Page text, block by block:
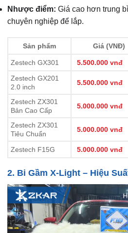
Nhược điểm: Giá cao hơn trung
chuyên nghiệp để lắp.
Sản phẩm Giá (VNĐ)
Zestech GX301 5.500.000 vnđ
Zestech GX201
2.0 inch
5.500.000 vnđ
Zestech ZX301
Bản Cao Cấp
5.000.000 vnđ
Zestech ZX301
Tiêu Chuẩn
5.000.000 vnđ
Zestech F15G 5.000.000 vnđ
2. Bi Gầm X-Light – Hiệu